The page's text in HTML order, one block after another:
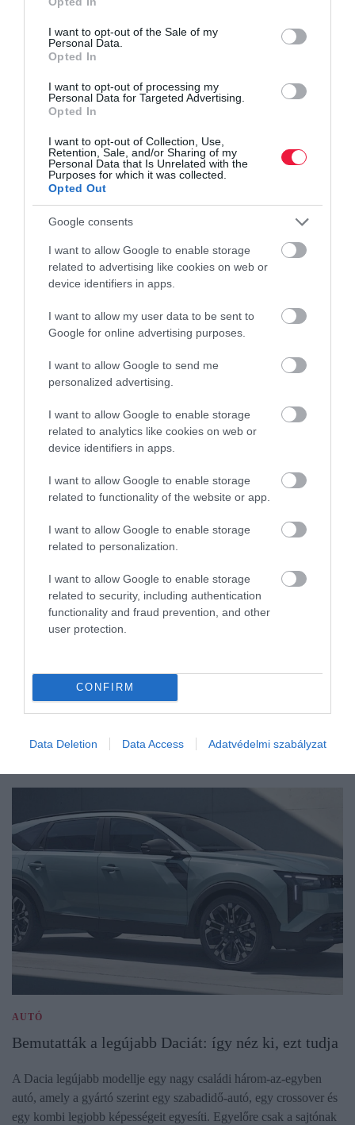
use your data for below specified purposes in below Google
consent section.
I want to opt-out of the Sale of my
Personal Data.
Opted In
I want to opt-out of processing my
Personal Data for Targeted Advertising.
Opted In
I want to opt-out of Collection, Use,
Retention, Sale, and/or Sharing of my
Personal Data that Is Unrelated with the
Purposes for which it was collected.
Opted Out
Google consents
I want to allow Google to enable storage
related to advertising like cookies on web or
device identifiers in apps.
I want to allow my user data to be sent to
Google for online advertising purposes.
I want to allow Google to send me
personalized advertising.
I want to allow Google to enable storage
related to analytics like cookies on web or
device identifiers in apps.
I want to allow Google to enable storage
related to functionality of the website or app.
I want to allow Google to enable storage
related to personalization.
I want to allow Google to enable storage
related to security, including authentication
functionality and fraud prevention, and other
user protection.
CONFIRM
Data Deletion Data Access Adatvédelmi szabályzat
Érdemes most vásárolni? Kétarcú a Velencei-tó
ingatlanpiaca
Bár a Velencei-tó kritikus, mindössze 60 centiméter körüli
ökológiai válság még nem hozott pánikszerű összeomlást a térség
lakáspiacán. A…
AUTÓ
Bemutatták a legújabb Daciát: így néz ki, ezt tudja
A Dacia legújabb modellje egy nagy családi három-az-egyben
autó, amely a gyártó szerint egy szabadidő-autó, egy crossover és
egy kombi legjobb képességeit egyesíti. Egyelőre csak a sajtónak